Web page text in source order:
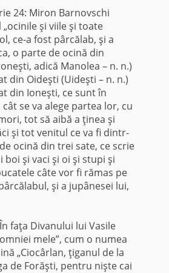
24: Miron Barnovschi
şi viile şi toate
ce-a fost pârcălab, şi a
o parte de ocină din
adică Manolea – n. n.)
din Oideşti (Uideşti – n. n.)
din Ioneşti, ce sunt în
se va alege partea lor, cu
tot să aibă a ţinea şi
şi tot venitul ce va fi dintr-
ocină din trei sate, ce scrie
boi şi vaci şi oi şi stupi şi
câte vor fi rămas pe
şi a jupânesei lui,
faţa Divanului lui Vasile
mele”, cum o numea
„Ciocârlan, ţiganul de la
de Forăşti, pentru nişte cai